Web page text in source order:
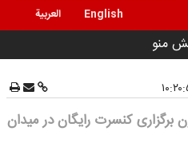
English العربية
منو
کنسرت رایگان در میدان